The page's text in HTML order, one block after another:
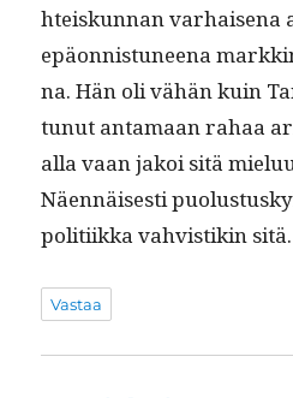
hteiskun­nan varhaise­na
epäon­nis­tuneena
na. Hän oli vähän kuin
tunut anta­maan rahaa
alla vaan jakoi sitä
Näen­näis­es­ti
poli­ti­ik­ka vahvis­tikin sitä.
Vastaa